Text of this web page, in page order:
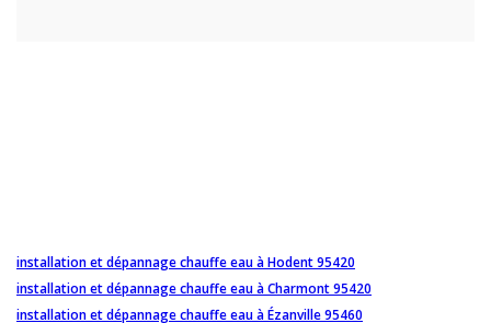
installation et dépannage chauffe eau à Hodent 95420
installation et dépannage chauffe eau à Charmont 95420
installation et dépannage chauffe eau à Ézanville 95460